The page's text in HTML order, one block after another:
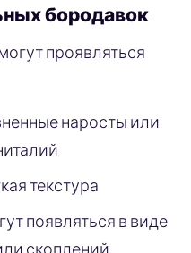
бородавок
проявляться
наросты или
текстура
появляться в виде
скоплений,